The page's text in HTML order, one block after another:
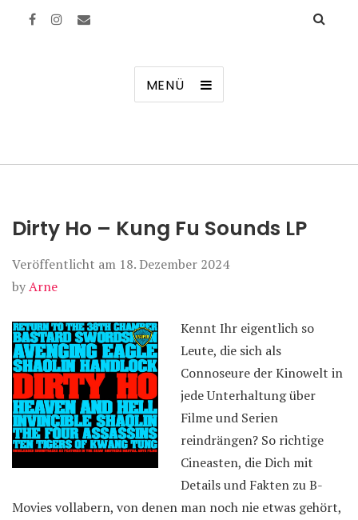
MENÜ
Dirty Ho – Kung Fu Sounds LP
Veröffentlicht am 18. Dezember 2024
byArne
Kennt Ihr eigentlich so
Leute, die sich als
Connoseure der Kinowelt in
jede Unterhaltung über
Filme und Serien
reindrängen? So richtige
Cineasten, die Dich mit
Details und Fakten zu B-
Movies vollabern, von denen man noch nie etwas gehört,